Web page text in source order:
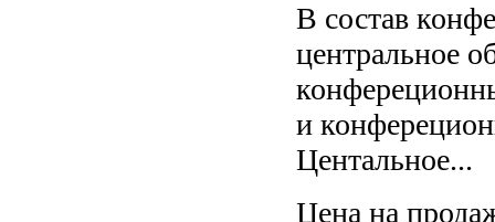
В состав
центральное
и
Центальное...
Цена на